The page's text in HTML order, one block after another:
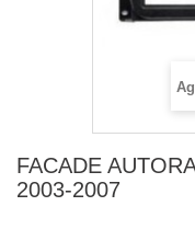
FACADE
2003-2007